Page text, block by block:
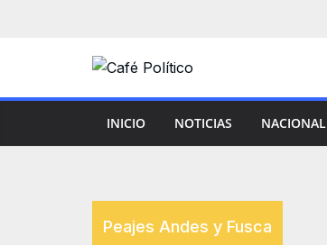
INICIO NOTICIAS NACIONAL
Peajes Andes y Fusca